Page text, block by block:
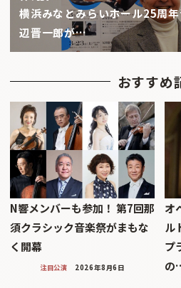
横浜みなとみらいホール25周
辺晋一郎が…
おすすめ
N響メンバーも参加！ 第7回那
須クラシック音楽祭がまもな
く開幕
注目公演 2026年8月6日
オ
ル
プ
の